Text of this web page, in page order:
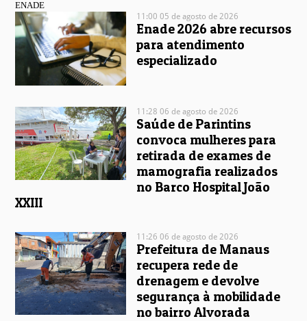
ENADE
11:00 05 de agosto de 2026
Enade 2026 abre recursos
para atendimento
especializado
11:28 06 de agosto de 2026
Saúde de Parintins
convoca mulheres para
retirada de exames de
mamografia realizados
no Barco Hospital João
XXIII
11:26 06 de agosto de 2026
Prefeitura de Manaus
recupera rede de
drenagem e devolve
segurança à mobilidade
no bairro Alvorada